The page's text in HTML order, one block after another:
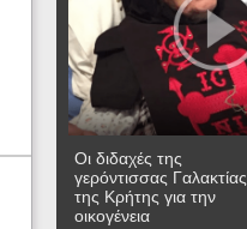
Οι διδαχές της
γερόντισσας Γαλακτίας
της Κρήτης για την
οικογένεια